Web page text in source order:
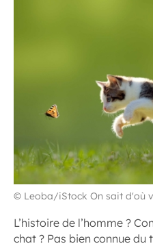
© Leoba/iStock On sait d'où
L’histoire de l’homme ?
chat ? Pas bien connue du